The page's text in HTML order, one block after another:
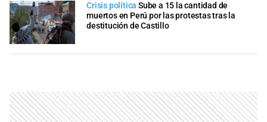
Crisis política Sube a 15 la cantidad de
muertos en Perú por las protestas tras la
destitución de Castillo